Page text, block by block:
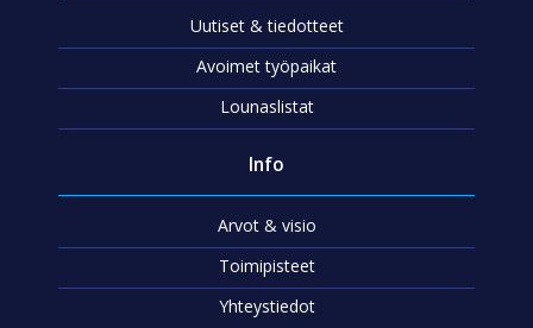
Uutiset & tiedotteet
Avoimet työpaikat
Lounaslistat
Info
Arvot & visio
Toimipisteet
Yhteystiedot